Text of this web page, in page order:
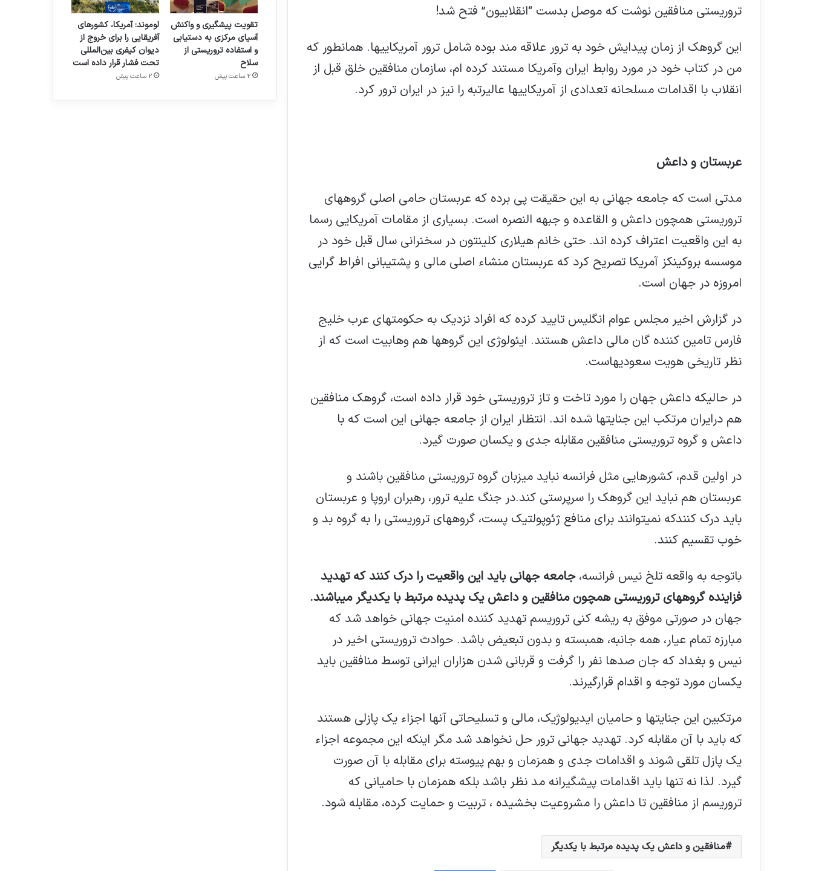
تروریستی منافقین نوشت که موصل بدست “انقلابیون” فتح شد!
این گروهک از زمان پیدایش خود به ترور علاقه مند بوده شامل ترور آمریکاییها. همانطور که
من در کتاب خود در مورد روابط ایران وآمریکا مستند کرده ام، سازمان منافقین خلق قبل از
انقلاب با اقدامات مسلحانه تعدادی از آمریکاییها عالیرتبه را نیز در ایران ترور کرد.
عربستان و داعش
مدتی است که جامعه جهانی به این حقیقت پی برده که عربستان حامی اصلی گروههای
تروریستی همچون داعش و القاعده و جبهه النصره است. بسیاری از مقامات آمریکایی رسما
به این واقعیت اعتراف کرده اند. حتی خانم هیلاری کلینتون در سخنرانی سال قبل خود در
موسسه بروکینکز آمریکا تصریح کرد که عربستان منشاء اصلی مالی و پشتیبانی افراط گرایی
امروزه در جهان است.
در گزارش اخیر مجلس عوام انگلیس تایید کرده که افراد نزدیک به حکومتهای عرب خلیج
فارس تامین کننده گان مالی داعش هستند. ایئولوژی این گروهها هم وهابیت است که از
نظر تاریخی هویت سعودیهاست.
در حالیکه داعش جهان را مورد تاخت و تاز تروریستی خود قرار داده است، گروهک منافقین
هم درایران مرتکب این جنایتها شده اند. انتظار ایران از جامعه جهانی این است که با
داعش و گروه تروریستی منافقین مقابله جدی و یکسان صورت گیرد.
در اولین قدم، کشورهایی مثل فرانسه نباید میزبان گروه تروریستی منافقین باشند و
عربستان هم نباید این گروهک را سرپرستی کند.در جنگ علیه ترور، رهبران اروپا و عربستان
باید درک کنندکه نمیتوانند برای منافع ژئوپولتیک پست، گروههای تروریستی را به گروه بد و
خوب تقسیم کنند.
باتوجه به واقعه تلخ نیس فرانسه،جامعه جهانی باید این واقعیت را درک کنند که تهدید
فزاینده گروههای تروریستی همچون منافقین و داعش یک پدیده مرتبط با یکدیگر میباشند.
جهان در صورتی موفق به ریشه کنی تروریسم تهدید کننده امنیت جهانی خواهد شد که
مبارزه تمام عیار، همه جانبه، همبسته و بدون تبعیض باشد. حوادث تروریستی اخیر در
نیس و بغداد که جان صدها نفر را گرفت و قربانی شدن هزاران ایرانی توسط منافقین باید
یکسان مورد توجه و اقدام قرارگیرند.
مرتکبین این جنایتها و حامیان ایدیولوژیک، مالی و تسلیحاتی آنها اجزاء یک پازلی هستند
که باید با آن مقابله کرد. تهدید جهانی ترور حل نخواهد شد مگر اینکه این مجموعه اجزاء
یک پازل تلقی شوند و اقدامات جدی و همزمان و بهم پیوسته برای مقابله با آن صورت
گیرد. لذا نه تنها باید اقدامات پیشگیرانه مد نظر باشد بلکه همزمان با حامیانی که
تروریسم از منافقین تا داعش را مشروعیت بخشیده ، تربیت و حمایت کرده، مقابله شود.
منافقین و داعش یک پدیده مرتبط با یکدیگر
تقویت پیشگیری و واکنش
آسیای مرکزی به دستیابی
و استفاده تروریستی از
سلاح
2 ساعت پیش
لوموند: آمریکا، کشورهای
آفریقایی را برای خروج از
دیوان کیفری بین‌المللی
تحت فشار قرار داده است
2 ساعت پیش